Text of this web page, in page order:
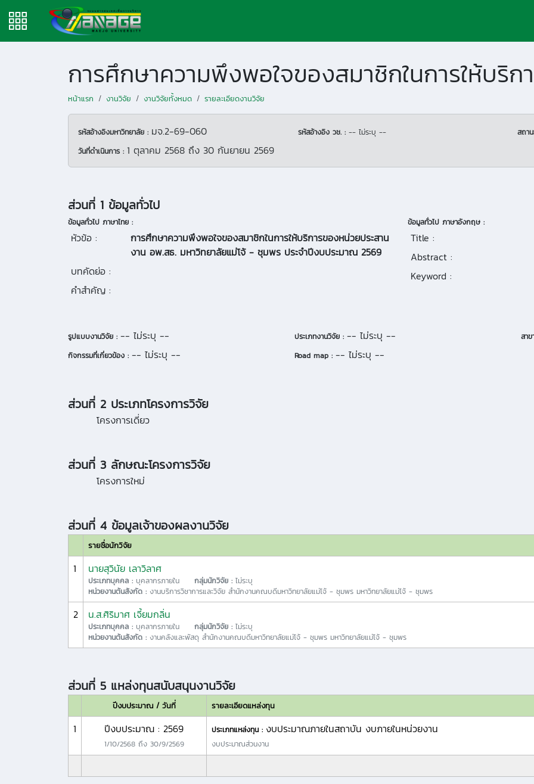
หน้าแรก งานวิจัย งานวิจัยทั้งหมด รายละเอียดงานวิจัย
รหัสอ้างอิงมหาวิทยาลัย : มจ.2-69-060 รหัสอ้างอิง วช. : -- ไม่ระบุ -- สถา
วันที่ดำเนินการ : 1 ตุลาคม 2568 ถึง 30 กันยายน 2569
ส่วนที่ 1 ข้อมูลทั่วไป
ข้อมูลทั่วไป ภาษาไทย :
หัวข้อ :
การศึกษาความพึงพอใจของสมาชิกในการให้บริการของหน่วยประสาน
งาน อพ.สธ. มหาวิทยาลัยแม่โจ้ - ชุมพร ประจำปีงบประมาณ 2569
บทคัดย่อ :
คำสำคัญ :
ข้อมูลทั่วไป ภาษาอังกฤษ :
Title :
Abstract :
Keyword :
รูปแบบงานวิจัย : -- ไม่ระบุ -- ประเภทงานวิจัย : -- ไม่ระบุ -- สา
กิจกรรมที่เกี่ยวข้อง : -- ไม่ระบุ -- Road map : -- ไม่ระบุ --
ส่วนที่ 2 ประเภทโครงการวิจัย
โครงการเดี่ยว
ส่วนที่ 3 ลักษณะโครงการวิจัย
โครงการใหม่
ส่วนที่ 4 ข้อมูลเจ้าของผลงานวิจัย
รายชื่อนักวิจัย
1 นายสุวินัย เลาวิลาศ
ประเภทบุคคล : บุคลากรภายใน กลุ่มนักวิจัย : ไม่ระบุ
หน่วยงานต้นสังกัด : งานบริการวิชาการและวิจัย สำนักงานคณบดีมหาวิทยาลัยแม่โจ้ - ชุมพร มหาวิทยาลัยแม่โจ้ - ชุมพร
2 น.ส.ศิริมาศ เจี้ยมกลิ่น
ประเภทบุคคล : บุคลากรภายใน กลุ่มนักวิจัย : ไม่ระบุ
หน่วยงานต้นสังกัด : งานคลังและพัสดุ สำนักงานคณบดีมหาวิทยาลัยแม่โจ้ - ชุมพร มหาวิทยาลัยแม่โจ้ - ชุมพร
ส่วนที่ 5 แหล่งทุนสนับสนุนงานวิจัย
ปีงบประมาณ / วันที่ รายละเอียดแหล่งทุน
1 ปีงบประมาณ : 2569
1/10/2568ถึง 30/9/2569
ประเภทแหล่งทุน : งบประมาณภายในสถาบัน งบภายในหน่วยงาน
งบประมาณส่วนงาน